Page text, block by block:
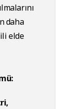
daha
elde